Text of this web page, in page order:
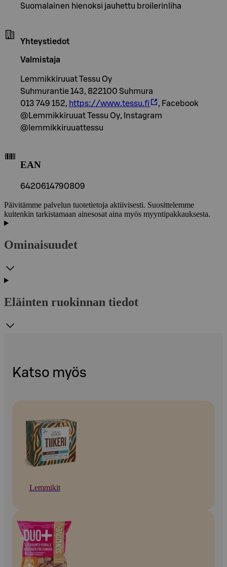
Suomalainen hienoksi jauhettu broilerinliha
Yhteystiedot
Valmistaja
Lemmikkiruuat Tessu Oy
Suhmurantie 143, 822100 Suhmura
013 749 152, https://www.tessu.fi
, Facebook
@Lemmikkiruuat Tessu Oy, Instagram
@lemmikkiruuattessu
EAN
6420614790809
Päivitämme palvelun tuotetietoja aktiivisesti. Suosittelemme
kuitenkin tarkistamaan ainesosat aina myös myyntipakkauksesta.
Ominaisuudet
Eläinten ruokinnan tiedot
Katso myös
Lemmikit